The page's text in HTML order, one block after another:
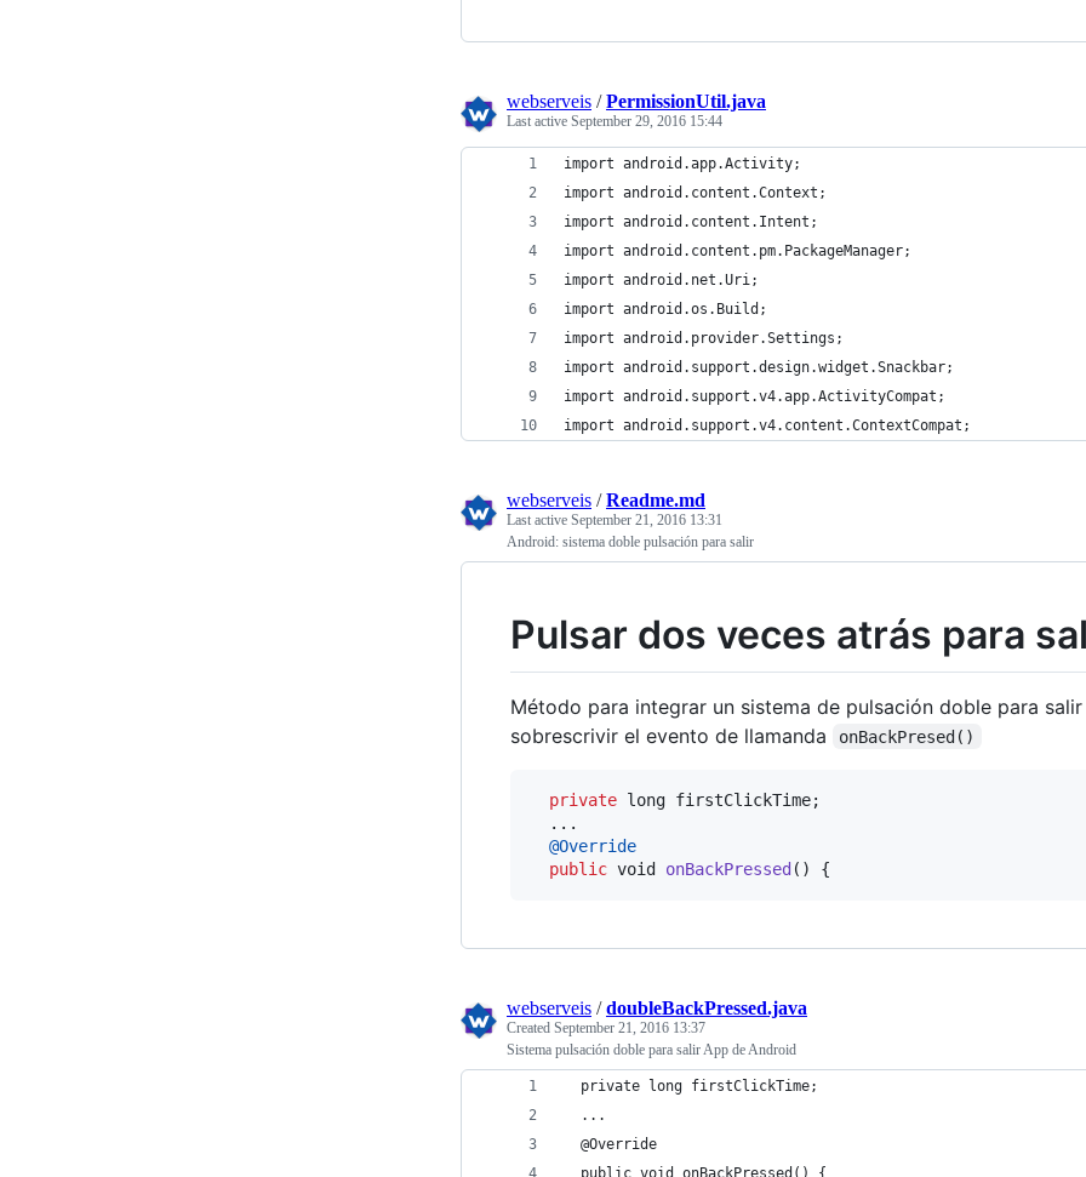
webserveis /PermissionUtil.java
Last active September 29, 2016 15:44
import android.app.Activity;
import android.content.Context;
import android.content.Intent;
import android.content.pm.PackageManager;
import android.net.Uri;
import android.os.Build;
import android.provider.Settings;
import android.support.design.widget.Snackbar;
import android.support.v4.app.ActivityCompat;
import android.support.v4.content.ContextCompat;
webserveis /Readme.md
Last active September 21, 2016 13:31
Android: sistema doble pulsación para salir
Pulsar dos veces atrás para
Método para integrar un sistema de pulsación doble para
sobrescrivir el evento de llamanda
onBackPresed()
private long firstClickTime;
  ...
@Override
public void onBackPressed() {
webserveis /doubleBackPressed.java
Created September 21, 2016 13:37
Sistema pulsación doble para salir App de Android
  private long firstClickTime;
  ...
  @Override
  public void onBackPressed() {